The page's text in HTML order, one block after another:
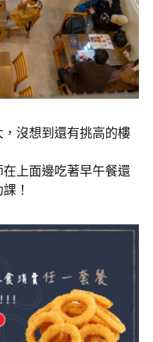
沒想到還有挑高的樓
上面邊吃著早午餐還
！